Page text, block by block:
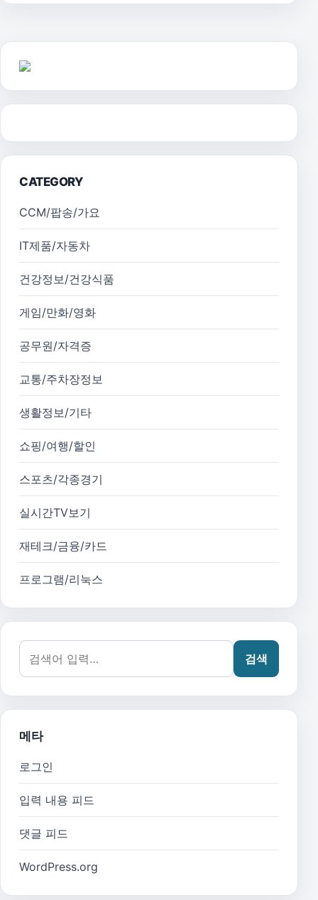
CATEGORY
CCM/팝송/가요
IT제품/자동차
건강정보/건강식품
게임/만화/영화
공무원/자격증
교통/주차장정보
생활정보/기타
쇼핑/여행/할인
스포츠/각종경기
실시간TV보기
재테크/금융/카드
프로그램/리눅스
검색어:
검색
메타
로그인
입력 내용 피드
댓글 피드
WordPress.org